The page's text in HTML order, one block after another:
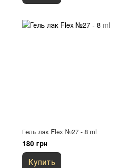
Гель лак Flex №27 - 8 ml
180 грн
Купить